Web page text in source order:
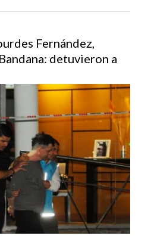
Fernández,
detuvieron a